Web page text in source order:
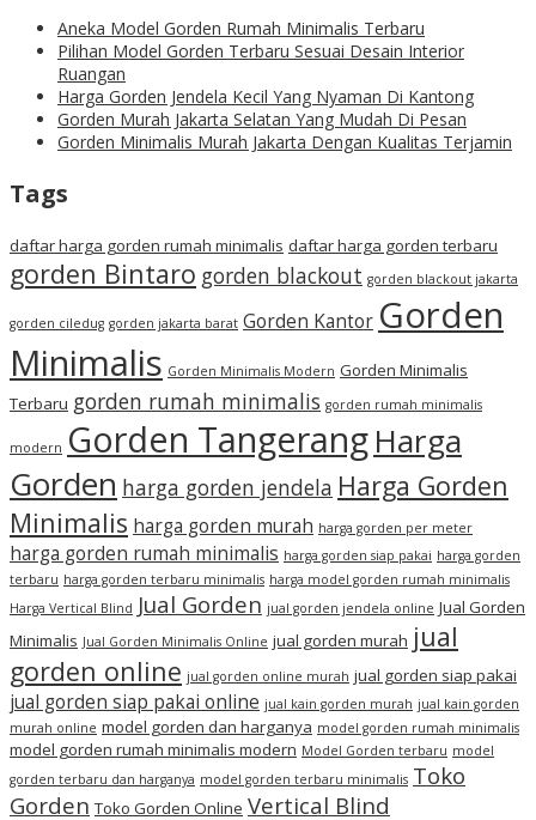
Aneka Model Gorden Rumah Minimalis Terbaru
Pilihan Model Gorden Terbaru Sesuai Desain Interior
Ruangan
Harga Gorden Jendela Kecil Yang Nyaman Di Kantong
Gorden Murah Jakarta Selatan Yang Mudah Di Pesan
Gorden Minimalis Murah Jakarta Dengan Kualitas Terjamin
Tags
daftar harga gorden rumah minimalis daftar harga gorden terbaru
gorden Bintaro gorden blackout gorden blackout jakarta
gorden ciledug gorden jakarta barat Gorden Kantor Gorden
Minimalis Gorden Minimalis Modern Gorden Minimalis
Terbaru gorden rumah minimalis gorden rumah minimalis
modern Gorden TangerangHarga
Gorden harga gorden jendela Harga Gorden
Minimalis harga gorden murah harga gorden per meter
harga gorden rumah minimalis harga gorden siap pakai harga gorden
terbaru harga gorden terbaru minimalis harga model gorden rumah minimalis
Harga Vertical Blind Jual Gorden jual gorden jendela online Jual Gorden
Minimalis Jual Gorden Minimalis Online jual gorden murah jual
gorden online jual gorden online murah jual gorden siap pakai
jual gorden siap pakai online jual kain gorden murah jual kain gorden
murah online model gorden dan harganya model gorden rumah minimalis
model gorden rumah minimalis modern Model Gorden terbaru model
gorden terbaru dan harganya model gorden terbaru minimalis Toko
Gorden Toko Gorden Online Vertical Blind